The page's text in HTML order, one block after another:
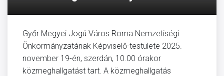
Győr Megyei Jogú Város Roma Nemzetiségi
Önkormányzatának Képviselő-testülete 2025.
november 19-én, szerdán, 10.00 órakor
közmeghallgatást tart. A közmeghallgatás